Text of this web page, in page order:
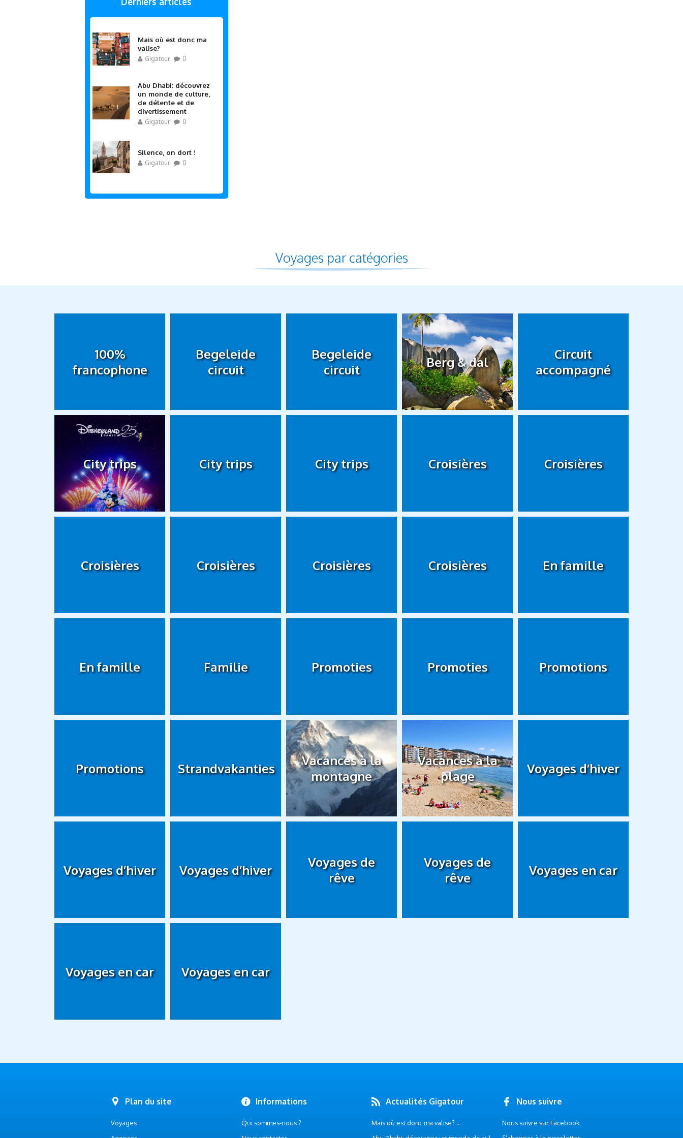
Mais où est donc ma
valise?
Gigatour 0
Abu Dhabi: découvrez
un monde de culture,
de détente et de
divertissement
Gigatour 0
Silence, on dort !
Gigatour 0
Voyages par catégories
100%
francophone
Begeleide
circuit
Begeleide
circuit
Berg & dal
Circuit
accompagné
City trips City trips City trips Croisières Croisières
Croisières Croisières Croisières Croisières En famille
En famille Familie Promoties Promoties Promotions
Promotions Strandvakanties
Vacances à la
montagne
Vacances à la
plage
Voyages d’hiver
Voyages d’hiver Voyages d’hiver
Voyages de
rêve
Voyages de
rêve
Voyages en car
Voyages en car Voyages en car
Plan du site
Voyages
Informations
Qui sommes-nous ?
Actualités Gigatour
Mais où est donc ma valise? ...
Nous suivre
Nous suivre sur Facebook